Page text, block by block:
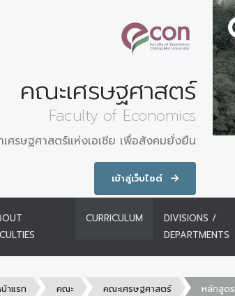
คณะเศรษฐศาสตร์
Faculty of Economics
เศรษฐศาสตร์แห่งเอเชีย เพื่อสังคมยั่งยืน
เข้าสู่เว็บไซต์
CURRICULUM
DIVISIONS /
DEPARTMENTS
าแรก คณะ คณะเศรษฐศาสตร์ หลักสูตร